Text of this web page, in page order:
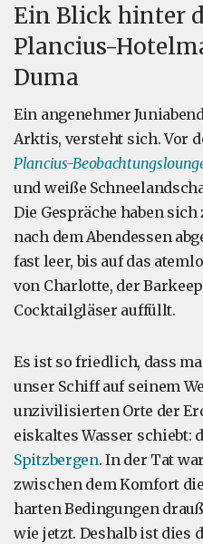
Ein Blick hinter
Plancius-
Duma
Ein angenehmer
Arktis, versteht sich. Vor
Plancius-
und weiße
Die Gespräche haben
nach dem Abendessen
fast leer, bis auf das
von Charlotte, der
Cocktailgläser auffüllt.
Es ist so friedlich, dass
unser Schiff auf seinem
unzivilisierten Orte der
eiskaltes Wasser schiebt:
Spitzbergen. In der Tat
zwischen dem Komfort
harten Bedingungen
wie jetzt. Deshalb ist dies